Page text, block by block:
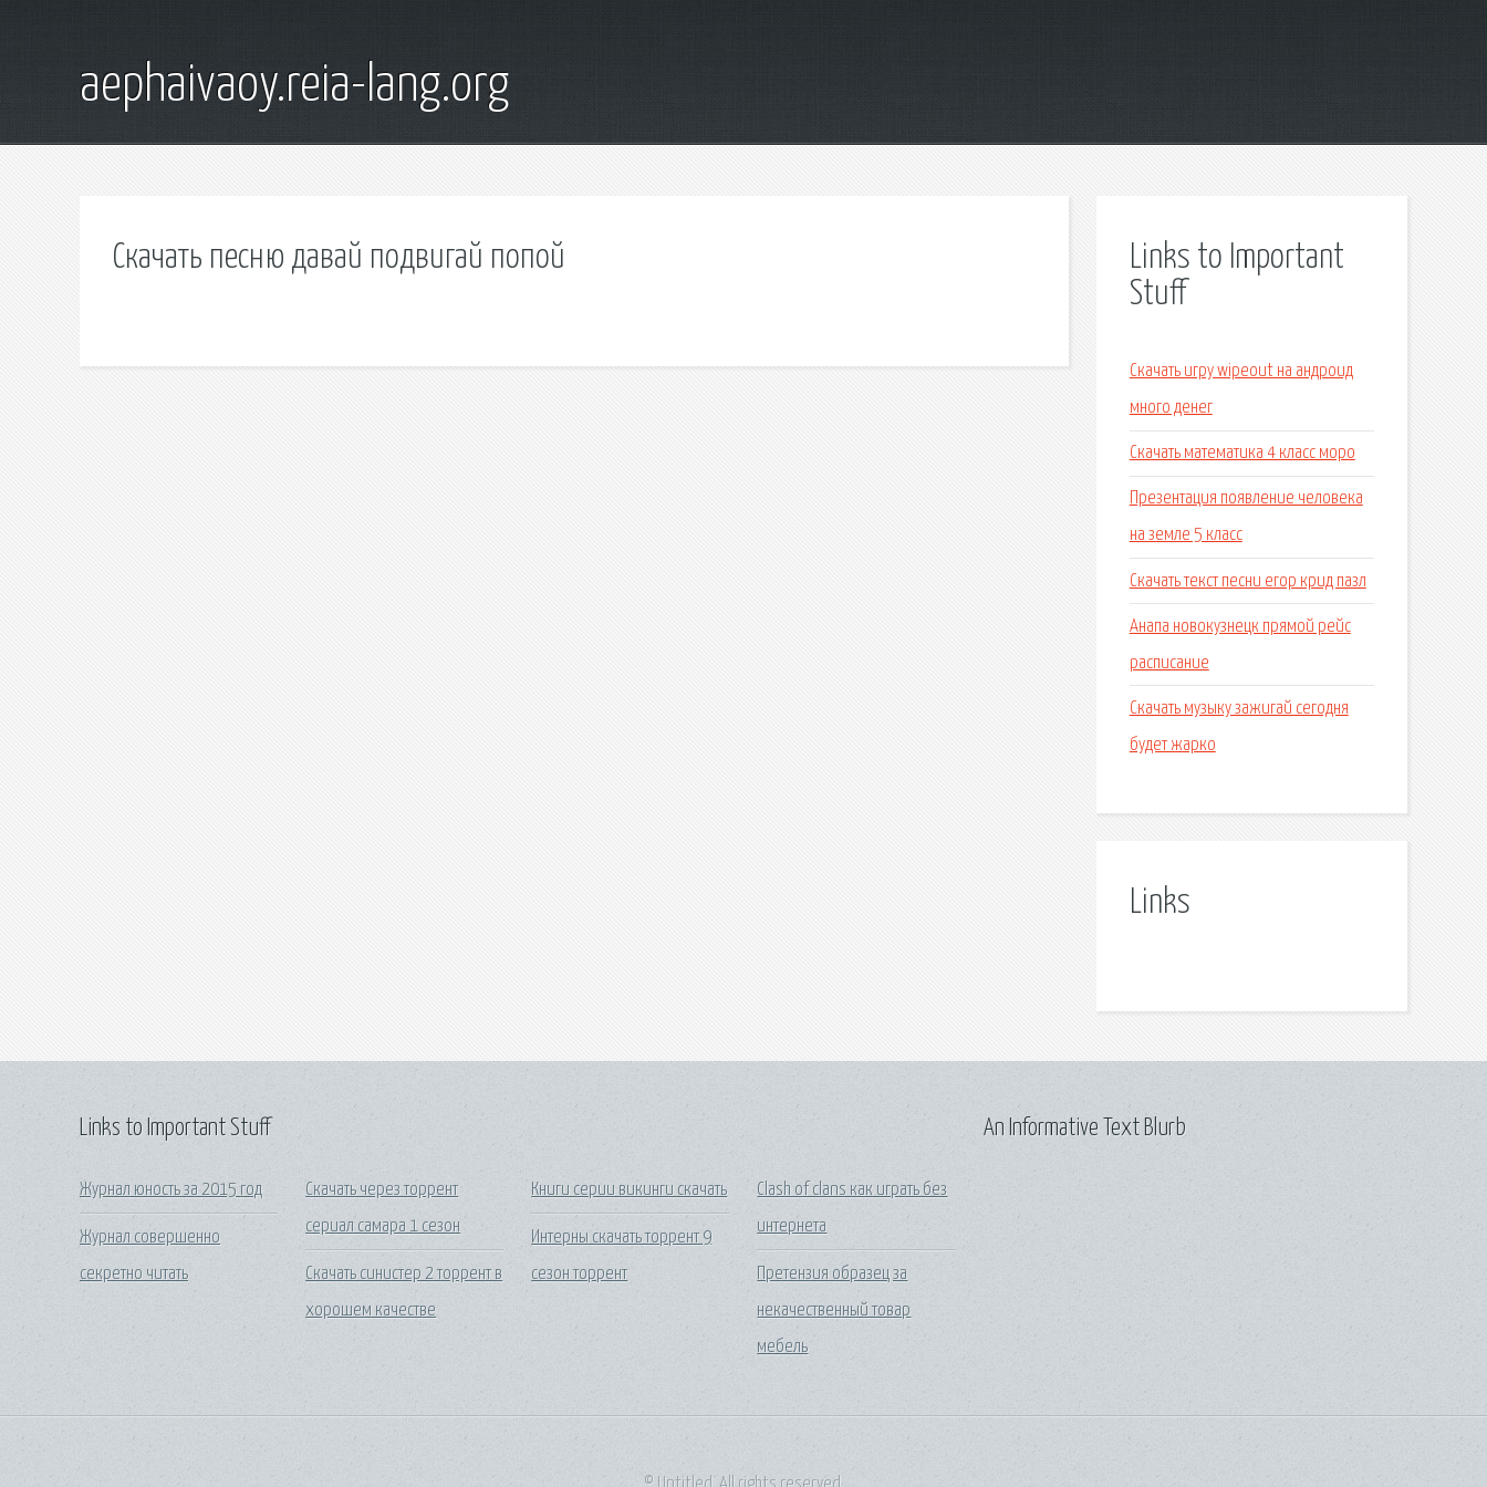
aephaivaoy.reia-lang.org
Скачать песню давай подвигай попой
Links to Important
Stuff
Скачать игру wipeout на андроид
много денег
Скачать математика 4 класс моро
Презентация появление человека
на земле 5 класс
Скачать текст песни егор крид пазл
Анапа новокузнецк прямой рейс
расписание
Скачать музыку зажигай сегодня
будет жарко
Links
Links to Important Stuff
Журнал юность за 2015 год
Журнал совершенно
секретно читать
Скачать через торрент
сериал самара 1 сезон
Скачать синистер 2 торрент в
хорошем качестве
Книги серии викинги скачать
Интерны скачать торрент 9
сезон торрент
Clash of clans как играть без
интернета
Претензия образец за
некачественный товар
мебель
An Informative Text Blurb